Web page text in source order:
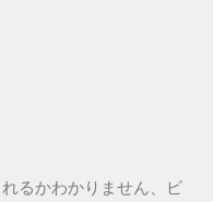
るかわかりません、ビ